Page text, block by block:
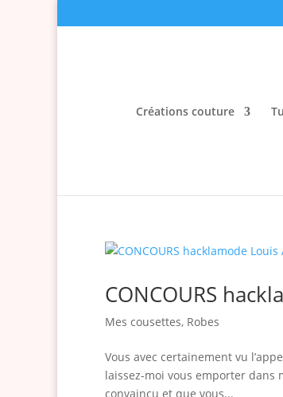
Créations couture
CONCOURS
Mes cousettes, Robes
Vous avec certainement vu
laissez-moi vous emporter dans
convaincu et que vous...